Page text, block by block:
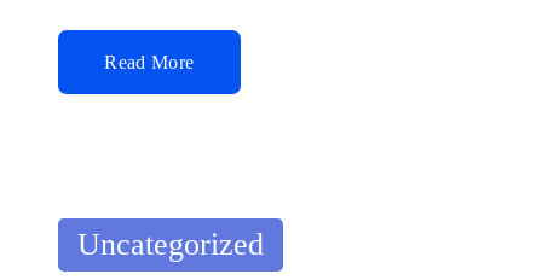
Read More
Posted
in
Uncategorized